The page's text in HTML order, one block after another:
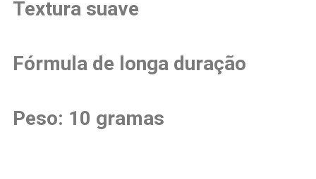
Textura suave
Fórmula de longa duração
Peso: 10 gramas